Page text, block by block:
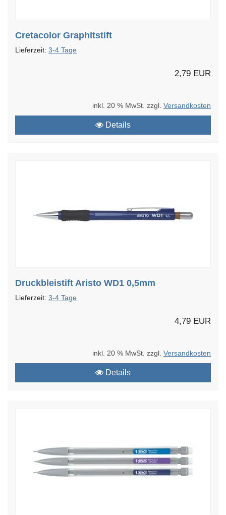
Cretacolor Graphitstift
Lieferzeit: 3-4 Tage
2,79 EUR
inkl. 20 % MwSt. zzgl. Versandkosten
Details
Druckbleistift Aristo WD1 0,5mm
Lieferzeit: 3-4 Tage
4,79 EUR
inkl. 20 % MwSt. zzgl. Versandkosten
Details